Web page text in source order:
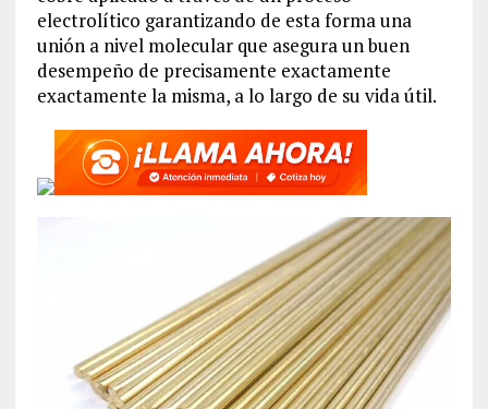
electrolítico garantizando de esta forma una
unión a nivel molecular que asegura un buen
desempeño de precisamente exactamente
exactamente la misma, a lo largo de su vida útil.